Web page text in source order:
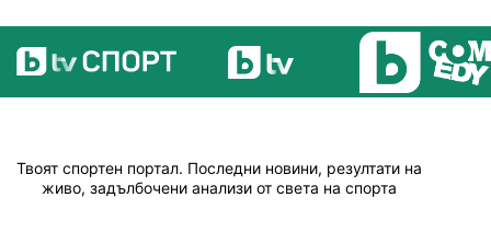
Твоят спортен портал. Последни новини, резултати на
живо, задълбочени анализи от света на спорта